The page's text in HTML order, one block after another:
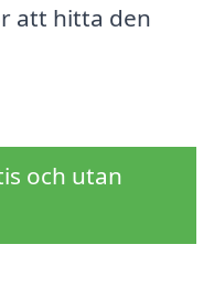
att hitta den
och utan